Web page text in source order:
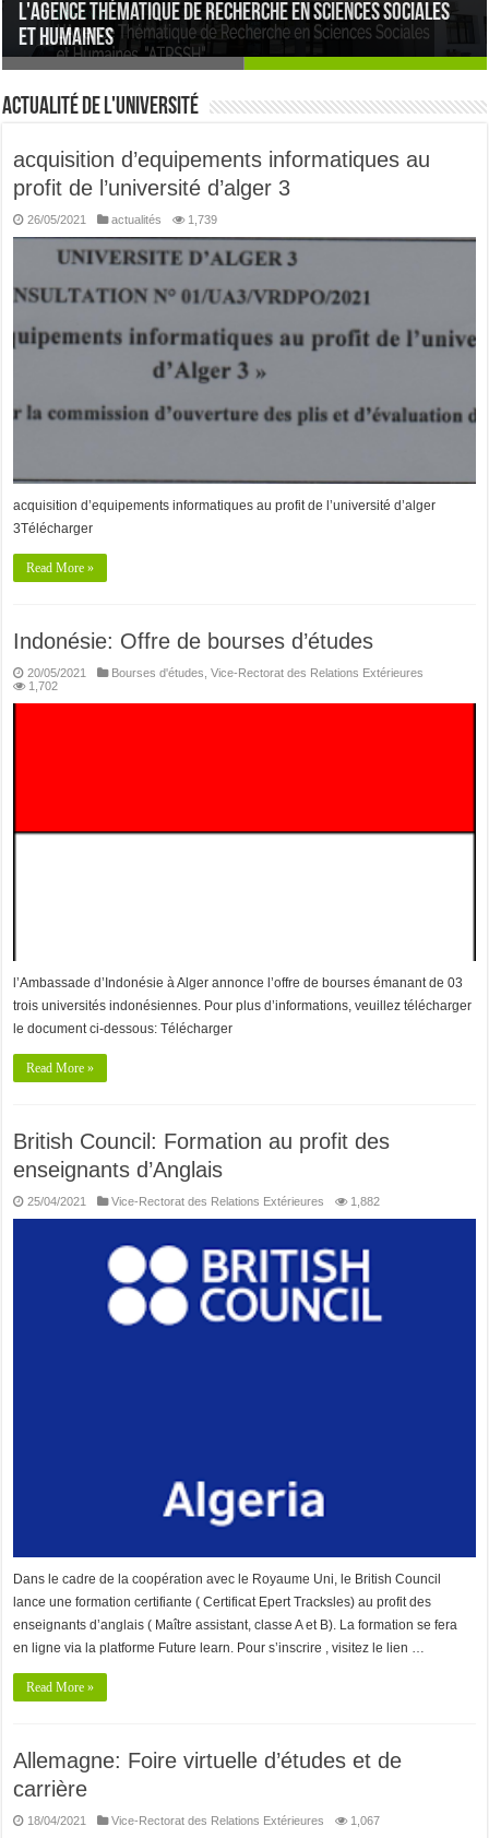
Study in Algeria
l'agence thématique de recherche en sciences sociales
et humaines
Actualité de l'université
acquisition d’equipements informatiques au
profit de l’université d’alger 3
26/05/2021 actualités 1,739
acquisition d’equipements informatiques au profit de l’université d’alger
3Télécharger
Read More »
Indonésie: Offre de bourses d’études
20/05/2021 Bourses d'études ,Vice-Rectorat des Relations Extérieures
1,702
l’Ambassade d’Indonésie à Alger annonce l’offre de bourses émanant de 03
trois universités indonésiennes. Pour plus d’informations, veuillez télécharger
le document ci-dessous: Télécharger
Read More »
British Council: Formation au profit des
enseignants d’Anglais
25/04/2021 Vice-Rectorat des Relations Extérieures 1,882
Dans le cadre de la coopération avec le Royaume Uni, le British Council
lance une formation certifiante ( Certificat Epert Tracksles) au profit des
enseignants d’anglais ( Maître assistant, classe A et B). La formation se fera
en ligne via la platforme Future learn. Pour s’inscrire , visitez le lien …
Read More »
Allemagne: Foire virtuelle d’études et de
carrière
18/04/2021 Vice-Rectorat des Relations Extérieures 1,067